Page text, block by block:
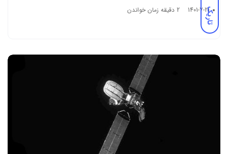
تاریک1401-7-21 2 دقیقه زمان خواندن